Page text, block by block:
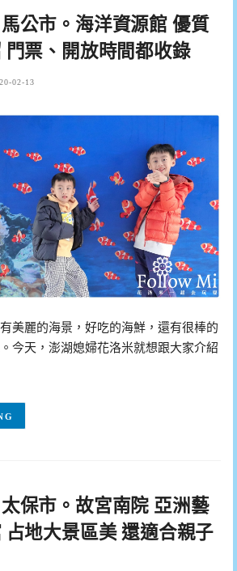
馬公市。海洋資源館 優質
門票、開放時間都收錄
02-13
美麗的海景，好吃的海鮮，還有很棒的
今天，澎湖媳婦花洛米就想跟大家介紹
太保市。故宮南院 亞洲藝
占地大景區美 還適合親子